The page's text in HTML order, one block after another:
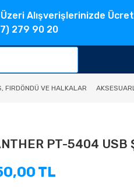
Alışverişlerinizde
279 90 20
FIRDÖNDÜ VE HALKALAR
PT-5404 USB
TL